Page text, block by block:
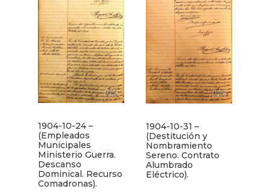
1904-10-24 –
(Empleados
Municipales
Ministerio Guerra.
Descanso
Dominical. Recurso
Comadronas).
1904-10-31 –
(Destitución y
Nombramiento
Sereno. Contrato
Alumbrado
Eléctrico).